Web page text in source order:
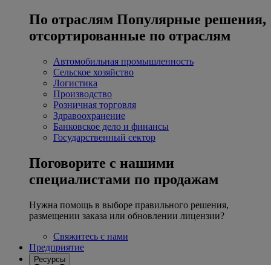
По отраслям Популярные решения,
отсортированные по отраслям
Автомобильная промышленность
Сельское хозяйство
Логистика
Производство
Розничная торговля
Здравоохранение
Банковское дело и финансы
Государственный сектор
Поговорите с нашими
специалистами по продажам
Нужна помощь в выборе правильного решения,
размещении заказа или обновлении лицензии?
Свяжитесь с нами
Предприятие
Ресурсы